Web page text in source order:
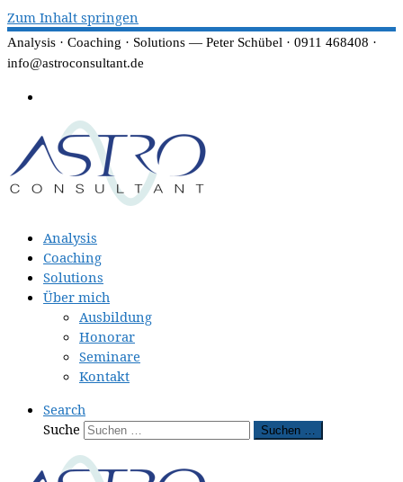
Zum Inhalt springen
Analysis · Coaching · Solutions — Peter Schübel · 0911 468408 ·
info@astroconsultant.de
Analysis
Coaching
Solutions
Über mich
Ausbildung
Honorar
Seminare
Kontakt
Search
Suche
Suchen …